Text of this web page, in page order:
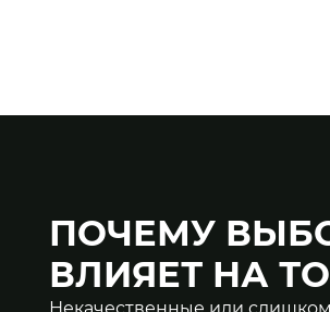
ПОЧЕМУ
ВЛИЯЕТ НА